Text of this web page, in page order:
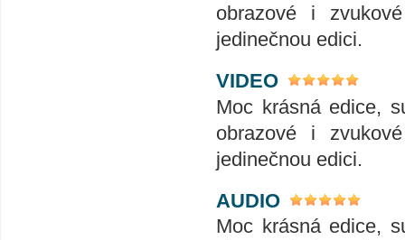
obrazové i
jedinečnou edici.
VIDEO
Moc krásná edice,
obrazové i
jedinečnou edici.
AUDIO
Moc krásná edice,